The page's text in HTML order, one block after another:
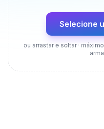
Selecione
ou arrastar e soltar ·